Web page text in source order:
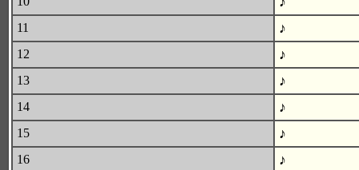
11 ♪
12 ♪
13 ♪
14 ♪
15 ♪
16 ♪